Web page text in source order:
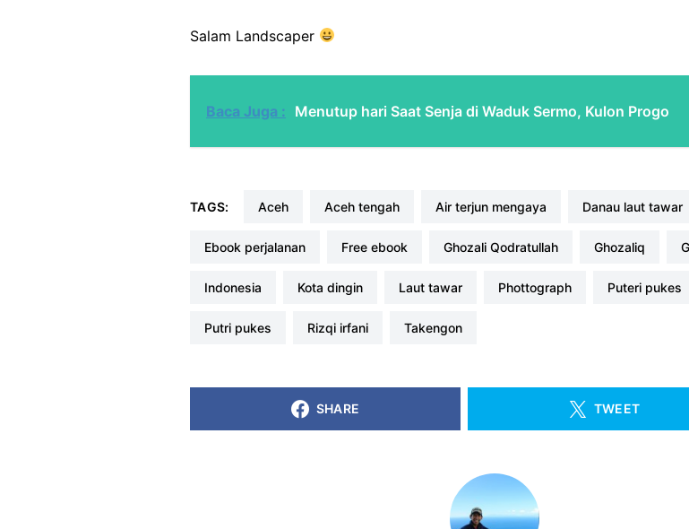
Salam Landscaper
Baca Juga : Menutup hari Saat Senja di Waduk Sermo, Kulon Progo
TAGS: aceh aceh tengah air terjun mengaya danau laut tawar
ebook perjalanan free ebook Ghozali Qodratullah ghozaliq
indonesia kota dingin laut tawar phottograph puteri pukes
putri pukes rizqi irfani takengon
SHARE TWEET